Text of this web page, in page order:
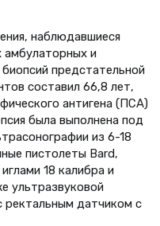
наблюдавшиеся
амбулаторных и
предстательной
составил 66,8 лет,
антигена (ПСА)
была выполнена под
из 6-18
пистолеты Bard,
18 калибра и
ультразвуковой
ректальным датчиком с